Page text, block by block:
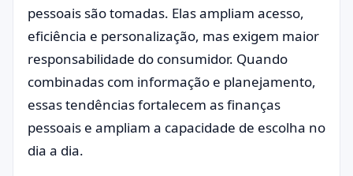
pessoais são tomadas. Elas ampliam acesso,
eficiência e personalização, mas exigem maior
responsabilidade do consumidor. Quando
combinadas com informação e planejamento,
essas tendências fortalecem as finanças
pessoais e ampliam a capacidade de escolha no
dia a dia.